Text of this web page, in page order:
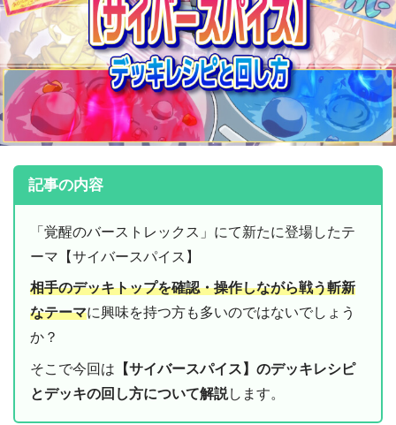
記事の内容
「覚醒のバーストレックス」にて新たに登場したテ
ーマ【サイバースパイス】
相手のデッキトップを確認・操作しながら戦う斬新
なテーマに興味を持つ方も多いのではないでしょう
か？
そこで今回は 【サイバースパイス】のデッキレシピ
とデッキの回し方について解説します。